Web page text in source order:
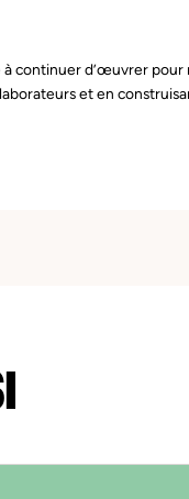
continuer d’œuvrer
et en